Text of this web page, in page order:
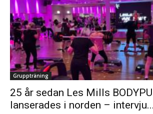
Gruppträning
25 år sedan Les Mills
lanserades i norden – intervju...